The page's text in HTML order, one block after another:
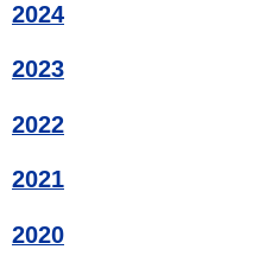
2024
2023
2022
2021
2020